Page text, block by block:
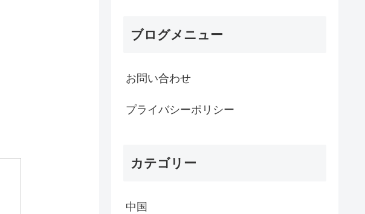
ブログメニュー
お問い合わせ
プライバシーポリシー
カテゴリー
中国